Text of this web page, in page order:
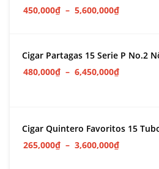
450,000₫ – 5,600,000₫
Cigar Partagas 15 Serie P No.2
480,000₫ – 6,450,000₫
Cigar Quintero Favoritos 15
265,000₫ – 3,600,000₫